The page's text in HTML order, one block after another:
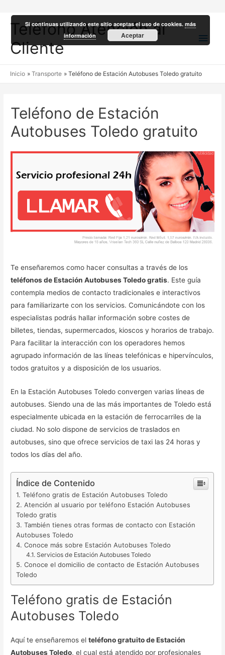
Teléfono Atención al
Cliente
Inicio Transporte Teléfono de Estación Autobuses Toledo gratuito
Teléfono de Estación
Autobuses Toledo gratuito
Te enseñaremos como hacer consultas a través de los
teléfonos de Estación Autobuses Toledo gratis. Este guía
contempla medios de contacto tradicionales e interactivos
para familiarizarte con los servicios. Comunicándote con los
especialistas podrás hallar información sobre costes de
billetes, tiendas, supermercados, kioscos y horarios de trabajo.
Para facilitar la interacción con los operadores hemos
agrupado información de las líneas telefónicas e hipervínculos,
todos gratuitos y a disposición de los usuarios.
En la Estación Autobuses Toledo convergen varias líneas de
autobuses. Siendo una de las más importantes de Toledo está
especialmente ubicada en la estación de ferrocarriles de la
ciudad. No solo dispone de servicios de traslados en
autobuses, sino que ofrece servicios de taxi las 24 horas y
todos los días del año.
Índice de Contenido
Teléfono gratis de Estación Autobuses Toledo
Atención al usuario por teléfono Estación Autobuses
Toledo gratis
También tienes otras formas de contacto con Estación
Autobuses Toledo
Conoce más sobre Estación Autobuses Toledo
Servicios de Estación Autobuses Toledo
Conoce el domicilio de contacto de Estación Autobuses
Toledo
Teléfono gratis de Estación
Autobuses Toledo
Aquí te enseñaremos elteléfono gratuito de Estación
Autobuses Toledo, el cual está atendido por profesionales
Si continuas utilizando este sitio aceptas el uso de cookies.más
información
Aceptar